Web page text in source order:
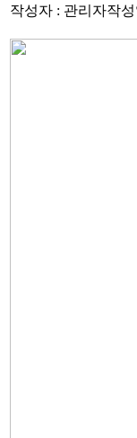
작성자 : 관리자작성